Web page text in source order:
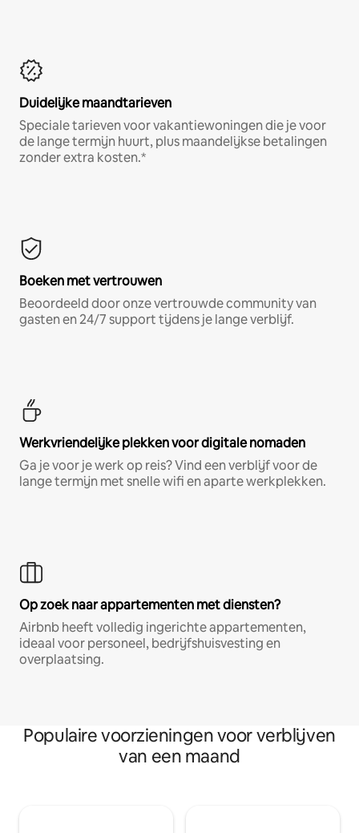
Duidelijke maandtarieven
Speciale tarieven voor vakantiewoningen die je voor
de lange termijn huurt, plus maandelijkse betalingen
zonder extra kosten.*
Boeken met vertrouwen
Beoordeeld door onze vertrouwde community van
gasten en 24/7 support tijdens je lange verblijf.
Werkvriendelijke plekken voor digitale nomaden
Ga je voor je werk op reis? Vind een verblijf voor de
lange termijn met snelle wifi en aparte werkplekken.
Op zoek naar appartementen met diensten?
Airbnb heeft volledig ingerichte appartementen,
ideaal voor personeel, bedrijfshuisvesting en
overplaatsing.
Populaire voorzieningen voor verblijven
van een maand